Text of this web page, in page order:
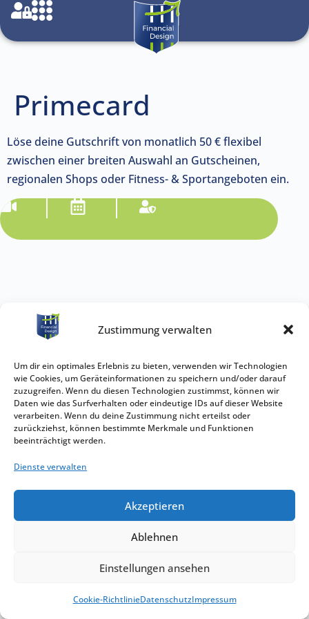
Zustimmung verwalten
Um dir ein optimales Erlebnis zu bieten, verwenden wir Technologien
wie Cookies, um Geräteinformationen zu speichern und/oder darauf
zuzugreifen. Wenn du diesen Technologien zustimmst, können wir
Daten wie das Surfverhalten oder eindeutige IDs auf dieser Website
verarbeiten. Wenn du deine Zustimmung nicht erteilst oder
zurückziehst, können bestimmte Merkmale und Funktionen
beeinträchtigt werden.
Dienste verwalten
Akzeptieren
Ablehnen
Einstellungen ansehen
Cookie-RichtlinieDatenschutzImpressum
Primecard
Löse deine Gutschrift von monatlich 50 € flexibel
zwischen einer breiten Auswahl an Gutscheinen,
regionalen Shops oder Fitness- & Sportangeboten ein.